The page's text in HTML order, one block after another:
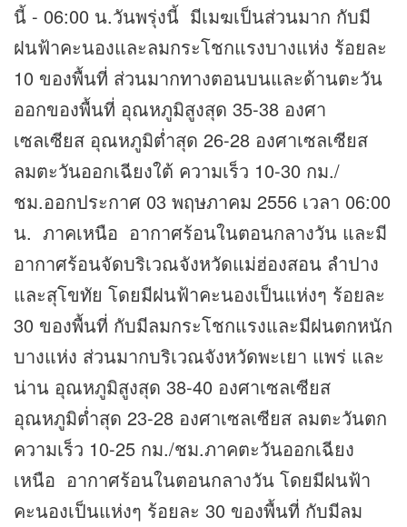
นี้ - 06:00 น.วันพรุ่งนี้ มีเมฆเป็นส่วนมาก กับมี
ฝนฟ้าคะนองและลมกระโชกแรงบางแห่ง ร้อยละ
10 ของพื้นที่ ส่วนมากทางตอนบนและด้านตะวัน
ออกของพื้นที่ อุณหภูมิสูงสุด 35-38 องศา
เซลเซียส อุณหภูมิต่ำสุด 26-28 องศาเซลเซียส
ลมตะวันออกเฉียงใต้ ความเร็ว 10-30 กม./
ชม.ออกประกาศ 03 พฤษภาคม 2556 เวลา 06:00
น. ภาคเหนือ อากาศร้อนในตอนกลางวัน และมี
อากาศร้อนจัดบริเวณจังหวัดแม่ฮ่องสอน ลำปาง
และสุโขทัย โดยมีฝนฟ้าคะนองเป็นแห่งๆ ร้อยละ
30 ของพื้นที่ กับมีลมกระโชกแรงและมีฝนตกหนัก
บางแห่ง ส่วนมากบริเวณจังหวัดพะเยา แพร่ และ
น่าน อุณหภูมิสูงสุด 38-40 องศาเซลเซียส
อุณหภูมิต่ำสุด 23-28 องศาเซลเซียส ลมตะวันตก
ความเร็ว 10-25 กม./ชม.ภาคตะวันออกเฉียง
เหนือ อากาศร้อนในตอนกลางวัน โดยมีฝนฟ้า
คะนองเป็นแห่งๆ ร้อยละ 30 ของพื้นที่ กับมีลม